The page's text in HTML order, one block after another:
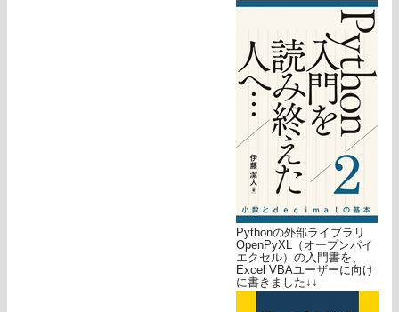
Pythonの外部ライブラリ
OpenPyXL（オープンパイ
エクセル）の入門書を、
Excel VBAユーザーに向け
に書きました↓↓